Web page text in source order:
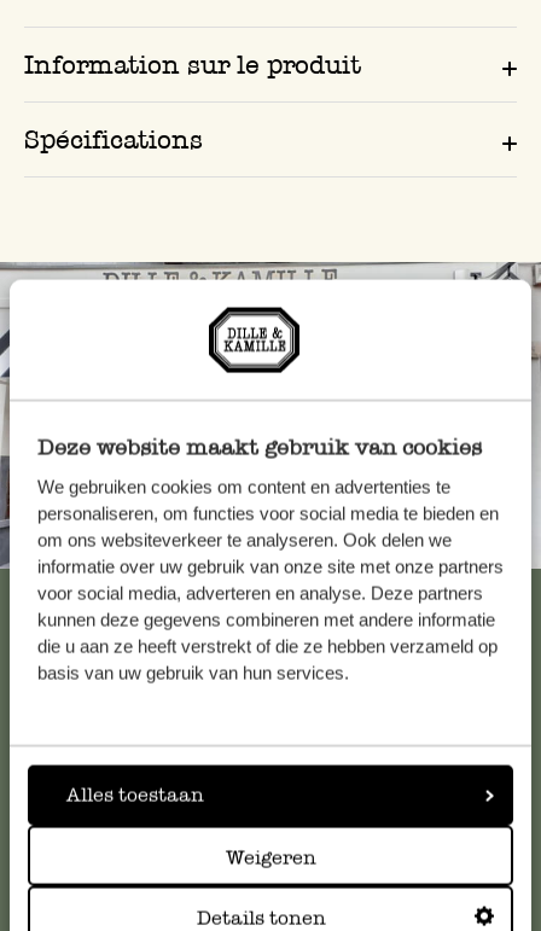
Deze website maakt gebruik van cookies
We gebruiken cookies om content en advertenties te
personaliseren, om functies voor social media te bieden en
om ons websiteverkeer te analyseren. Ook delen we
informatie over uw gebruik van onze site met onze partners
voor social media, adverteren en analyse. Deze partners
kunnen deze gegevens combineren met andere informatie
die u aan ze heeft verstrekt of die ze hebben verzameld op
basis van uw gebruik van hun services.
Alles toestaan
Weigeren
Details tonen
Information sur le produit
Spécifications
Toujours à proximité
Voir les 62 magasins
Pour toute question ou demande de conseil ou d’aide,
veuillez contacter notre service clientèle. Ou retrouvez ici
nos réponses aux
serviceclientele@dille-kamille.com